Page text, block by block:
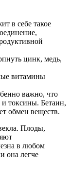
в себе такое
цинк, медь,
витамины
важно, что
токсины. Бетаин,
обмен веществ.
Плоды,
в любом
она легче